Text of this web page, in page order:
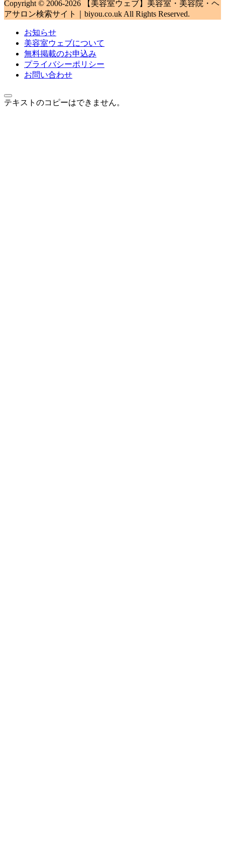
Copyright © 2006-2026 【美容室ウェブ】美容室・美容院・ヘ
アサロン検索サイト｜biyou.co.uk All Rights Reserved.
お知らせ
美容室ウェブについて
無料掲載のお申込み
プライバシーポリシー
お問い合わせ
テキストのコピーはできません。